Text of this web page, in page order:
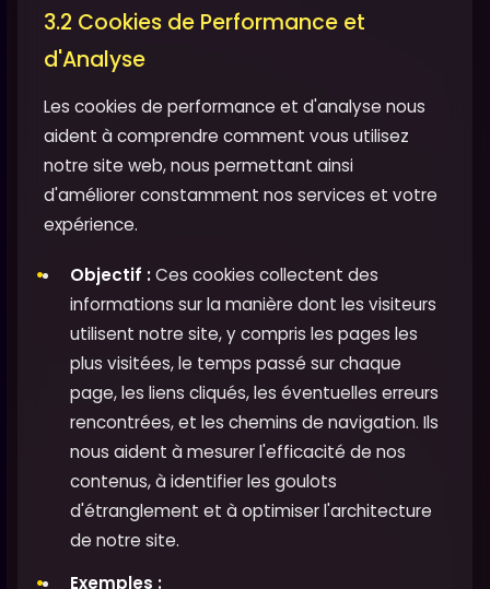
3.2 Cookies de Performance et
d'Analyse
Les cookies de performance et d'analyse nous
aident à comprendre comment vous utilisez
notre site web, nous permettant ainsi
d'améliorer constamment nos services et votre
expérience.
Objectif :Ces cookies collectent des
informations sur la manière dont les visiteurs
utilisent notre site, y compris les pages les
plus visitées, le temps passé sur chaque
page, les liens cliqués, les éventuelles erreurs
rencontrées, et les chemins de navigation. Ils
nous aident à mesurer l'efficacité de nos
contenus, à identifier les goulots
d'étranglement et à optimiser l'architecture
de notre site.
Exemples :